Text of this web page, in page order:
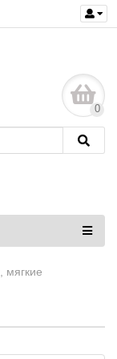
0
мягкие